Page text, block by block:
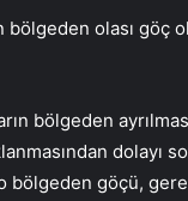
olası göç
bölgeden
dolayı
bölgeden göçü,